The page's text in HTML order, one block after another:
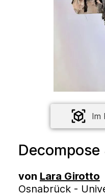
Im
Decompose
von Lara Girotto
Osnabrück -